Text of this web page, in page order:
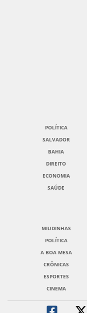
POLÍTICA
SALVADOR
BAHIA
DIREITO
ECONOMIA
SAÚDE
MIUDINHAS
POLÍTICA
A BOA MESA
CRÔNICAS
ESPORTES
CINEMA